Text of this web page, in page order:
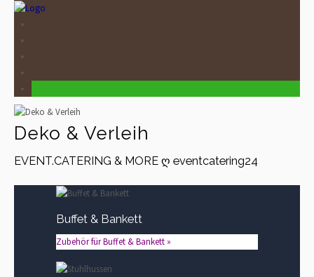
Deko & Verleih
EVENT.CATERING & MORE ღ eventcatering24
Buffet & Bankett
Zubehör für Buffet & Bankett »